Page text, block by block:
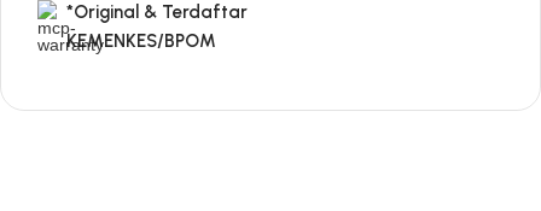
*Original & Terdaftar
KEMENKES/BPOM